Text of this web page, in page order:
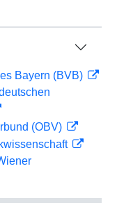
Bayern (BVB)
(OBV)